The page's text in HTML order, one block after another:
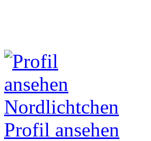
Nordlichtchen
Profil ansehen